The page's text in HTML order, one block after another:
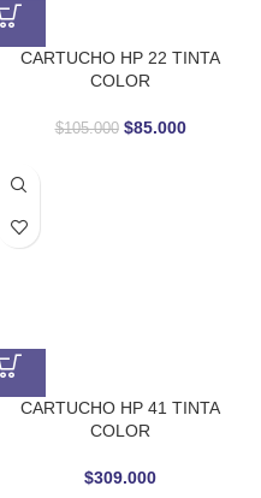
CARTUCHO HP 22 TINTA
COLOR
$105.000 $85.000
CARTUCHO HP 41 TINTA
COLOR
$309.000